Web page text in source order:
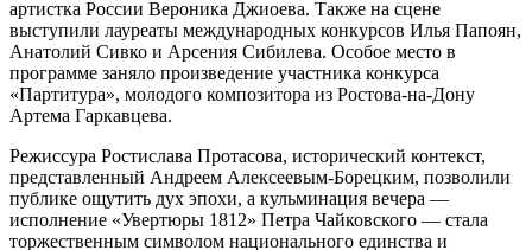
артистка России Вероника Джиоева. Также на сцене
выступили лауреаты международных конкурсов Илья Папоян,
Анатолий Сивко и Арсения Сибилева. Особое место в
программе заняло произведение участника конкурса
«Партитура», молодого композитора из Ростова-на-Дону
Артема Гаркавцева.
Режиссура Ростислава Протасова, исторический контекст,
представленный Андреем Алексеевым-Борецким, позволили
публике ощутить дух эпохи, а кульминация вечера —
исполнение «Увертюры 1812» Петра Чайковского — стала
торжественным символом национального единства и